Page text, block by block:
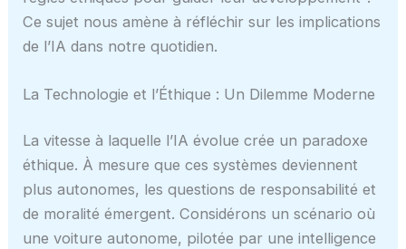
Ce sujet nous amène à réfléchir sur les implications
de l’IA dans notre quotidien.
La Technologie et l’Éthique : Un Dilemme Moderne
La vitesse à laquelle l’IA évolue crée un paradoxe
éthique. À mesure que ces systèmes deviennent
plus autonomes, les questions de responsabilité et
de moralité émergent. Considérons un scénario où
une voiture autonome, pilotée par une intelligence